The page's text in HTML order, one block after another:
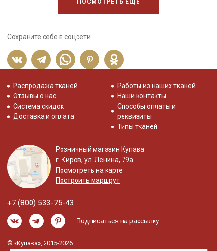
ПОСМОТРЕТЬ ЕЩЕ
Сохраните себе в соцсети
Распродажа тканей
Отзывы о нас
Система скидок
Доставка и оплата
Работы из наших тканей
Наши контакты
Способы оплаты и
реквизиты
Типы тканей
Розничный магазин Купава
г. Киров, ул. Ленина, 79а
Посмотреть на карте
Построить маршрут
+7 (800) 533-75-43
Подписаться на рассылку
© «Купава», 2015-2026